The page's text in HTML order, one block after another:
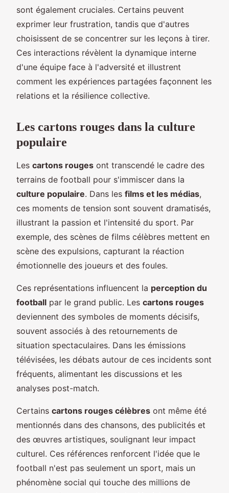
sont également cruciales. Certains peuvent
exprimer leur frustration, tandis que d'autres
choisissent de se concentrer sur les leçons à tirer.
Ces interactions révèlent la dynamique interne
d'une équipe face à l'adversité et illustrent
comment les expériences partagées façonnent les
relations et la résilience collective.
Les cartons rouges dans la culture
populaire
Les cartons rouges ont transcendé le cadre des
terrains de football pour s'immiscer dans la
culture populaire. Dans les films et les médias,
ces moments de tension sont souvent dramatisés,
illustrant la passion et l'intensité du sport. Par
exemple, des scènes de films célèbres mettent en
scène des expulsions, capturant la réaction
émotionnelle des joueurs et des foules.
Ces représentations influencent la perception du
football par le grand public. Les cartons rouges
deviennent des symboles de moments décisifs,
souvent associés à des retournements de
situation spectaculaires. Dans les émissions
télévisées, les débats autour de ces incidents sont
fréquents, alimentant les discussions et les
analyses post-match.
Certains cartons rouges célèbres ont même été
mentionnés dans des chansons, des publicités et
des œuvres artistiques, soulignant leur impact
culturel. Ces références renforcent l'idée que le
football n'est pas seulement un sport, mais un
phénomène social qui touche des millions de